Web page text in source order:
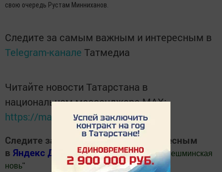
свою очередь Рустам Минниханов.
Следите за самым важным и интересным в
Telegram-канале Татмедиа
Читайте новости Татарстана в
национальном мессенджере MАХ:
https://max.ru/tatmedia
Следите за самым важным и интересным
в Яндекс Дзен иТелеграм канале"Шешминская
новь"